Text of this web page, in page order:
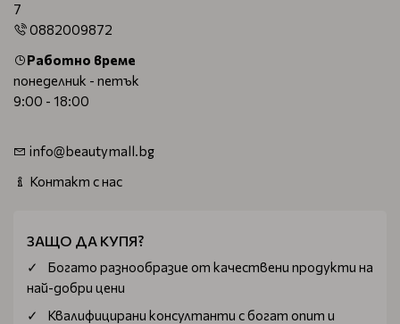
7
0882009872
Работно време
понеделник - петък
9:00 - 18:00
info@beautymall.bg
Контакт с нас
ЗАЩО ДА КУПЯ?
Богатo разнообразие от качествени продукти на
най-добри цени
Квалифицирани консултанти с богат опит и